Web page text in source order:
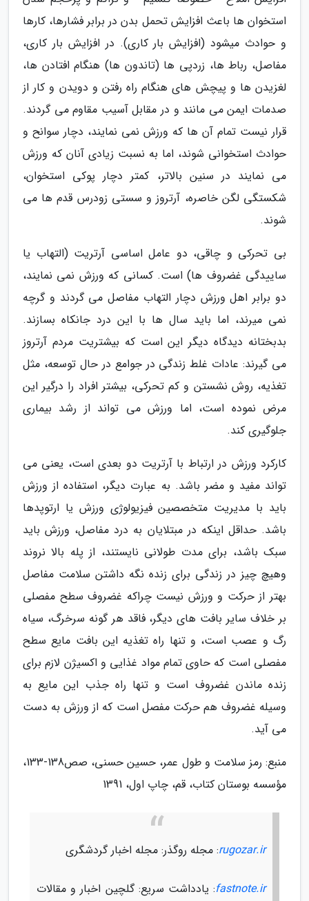
استخوان ها باعث افزایش تحمل بدن در برابر فشارها، کارها
و حوادث میشود (افزایش بار کاری). در افزایش بار کاری،
مفاصل، رباط ها، زردپی ها (تاندون ها) هنگام افتادن ها،
لغزیدن ها و پیچش های هنگام راه رفتن و دویدن و کار از
صدمات ایمن می مانند و در مقابل آسیب مقاوم می گردند.
قرار نیست تمام آن ها که ورزش نمی نمایند، دچار سوانح و
حوادث استخوانی شوند، اما به نسبت زیادی آنان که ورزش
می نمایند در سنین بالاتر، کمتر دچار پوکی استخوان،
شکستگی لگن خاصره، آرتروز و سستی زودرس قدم ها می
شوند.
بی تحرکی و چاقی، دو عامل اساسی آرتریت (التهاب یا
ساییدگی غضروف ها) است. کسانی که ورزش نمی نمایند،
دو برابر اهل ورزش دچار التهاب مفاصل می گردند و گرچه
نمی میرند، اما باید سال ها با این درد جانکاه بسازند.
بدبختانه دیدگاه دیگر این است که بیشتریت مردم آرتروز
می گیرند: عادات غلط زندگی در جوامع در حال توسعه، مثل
تغذیه، روش نشستن و کم تحرکی، بیشتر افراد را درگیر این
مرض نموده است، اما ورزش می تواند از رشد بیماری
جلوگیری کند.
کارکرد ورزش در ارتباط با آرتریت دو بعدی است، یعنی می
تواند مفید و مضر باشد. به عبارت دیگر، استفاده از ورزش
باید با مدیریت متخصصین فیزیولوژی ورزش یا ارتوپدها
باشد. حداقل اینکه در مبتلایان به درد مفاصل، ورزش باید
سبک باشد، برای مدت طولانی نایستند، از پله بالا نروند
وهیچ چیز در زندگی برای زنده نگه داشتن سلامت مفاصل
بهتر از حرکت و ورزش نیست چراکه غضروف سطح مفصلی
بر خلاف سایر بافت های دیگر، فاقد هر گونه سرخرگ، سیاه
رگ و عصب است، و تنها راه تغذیه این بافت مایع سطح
مفصلی است که حاوی تمام مواد غذایی و اکسیژن لازم برای
زنده ماندن غضروف است و تنها راه جذب این مایع به
وسیله غضروف هم حرکت مفصل است که از ورزش به دست
می آید.
منبع: رمز سلامت و طول عمر، حسین حسنی، صص138-133،
مؤسسه بوستان کتاب، قم، چاپ اول، 1391
rugozar.ir: مجله روگذر: مجله اخبار گردشگری
fastnote.ir: یادداشت سریع: گلچین اخبار و مقالات